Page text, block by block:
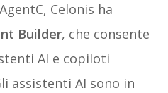
Celonis ha
Builder, che consente
AI e copiloti
assistenti AI sono in